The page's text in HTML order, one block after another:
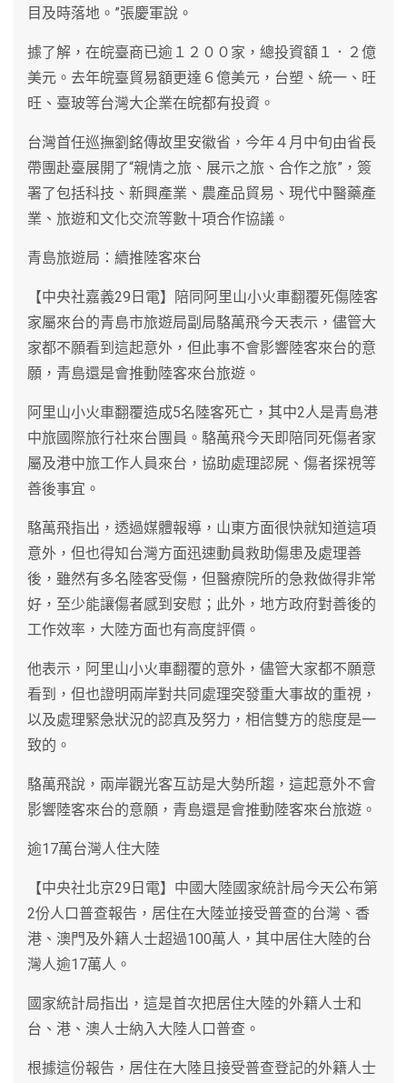
目及時落地。”張慶軍說。
據了解，在皖臺商已逾１２００家，總投資額１．２億
美元。去年皖臺貿易額更達６億美元，台塑、統一、旺
旺、臺玻等台灣大企業在皖都有投資。
台灣首任巡撫劉銘傳故里安徽省，今年４月中旬由省長
帶團赴臺展開了“親情之旅、展示之旅、合作之旅”，簽
署了包括科技、新興產業、農產品貿易、現代中醫藥產
業、旅遊和文化交流等數十項合作協議。
青島旅遊局：續推陸客來台
【中央社嘉義29日電】陪同阿里山小火車翻覆死傷陸客
家屬來台的青島市旅遊局副局駱萬飛今天表示，儘管大
家都不願看到這起意外，但此事不會影響陸客來台的意
願，青島還是會推動陸客來台旅遊。
阿里山小火車翻覆造成5名陸客死亡，其中2人是青島港
中旅國際旅行社來台團員。駱萬飛今天即陪同死傷者家
屬及港中旅工作人員來台，協助處理認屍、傷者探視等
善後事宜。
駱萬飛指出，透過媒體報導，山東方面很快就知道這項
意外，但也得知台灣方面迅速動員救助傷患及處理善
後，雖然有多名陸客受傷，但醫療院所的急救做得非常
好，至少能讓傷者感到安慰；此外，地方政府對善後的
工作效率，大陸方面也有高度評價。
他表示，阿里山小火車翻覆的意外，儘管大家都不願意
看到，但也證明兩岸對共同處理突發重大事故的重視，
以及處理緊急狀況的認真及努力，相信雙方的態度是一
致的。
駱萬飛說，兩岸觀光客互訪是大勢所趨，這起意外不會
影響陸客來台的意願，青島還是會推動陸客來台旅遊。
逾17萬台灣人住大陸
【中央社北京29日電】中國大陸國家統計局今天公布第
2份人口普查報告，居住在大陸並接受普查的台灣、香
港、澳門及外籍人士超過100萬人，其中居住大陸的台
灣人逾17萬人。
國家統計局指出，這是首次把居住大陸的外籍人士和
台、港、澳人士納入大陸人口普查。
根據這份報告，居住在大陸且接受普查登記的外籍人士